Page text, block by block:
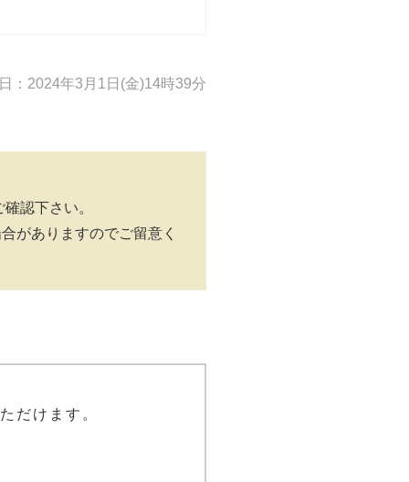
：2024年3月1日(金)14時39分
認下さい。
がありますのでご留意く
だけます。